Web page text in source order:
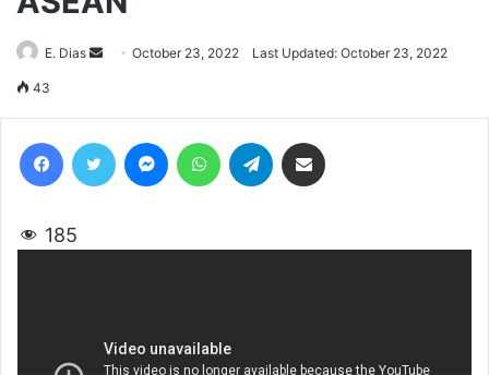
E. Dias
SendOctober 23, 2022 Last Updated: October 23, 2022
43
185